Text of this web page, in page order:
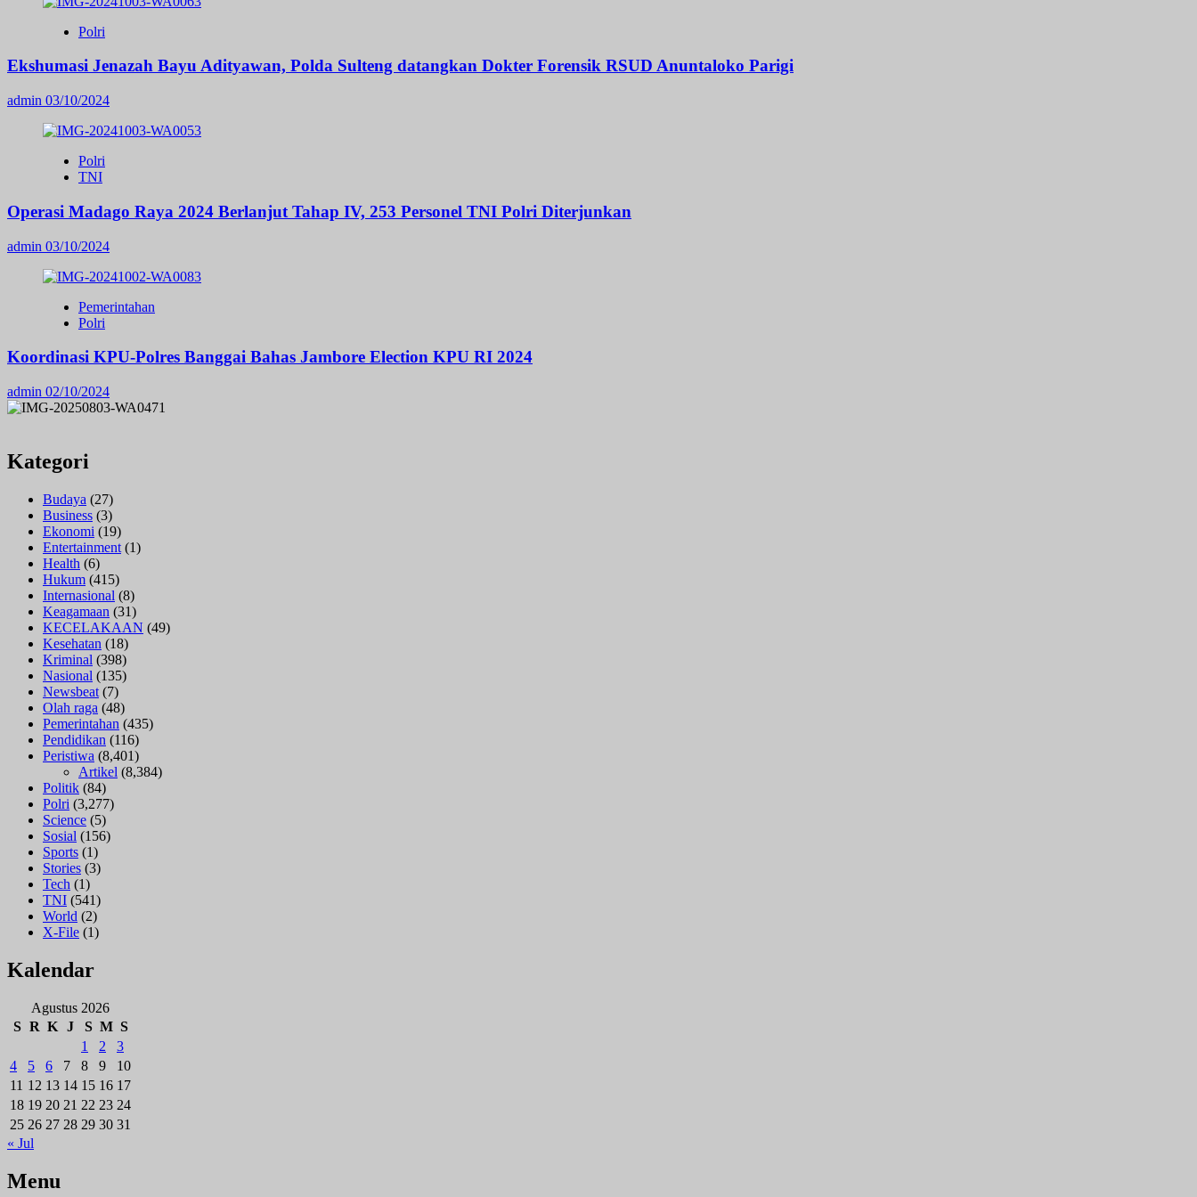
Polri
Ekshumasi Jenazah Bayu Adityawan, Polda Sulteng datangkan Dokter Forensik RSUD Anuntaloko Parigi
admin 03/10/2024
Polri
TNI
Operasi Madago Raya 2024 Berlanjut Tahap IV, 253 Personel TNI Polri Diterjunkan
admin 03/10/2024
Pemerintahan
Polri
Koordinasi KPU-Polres Banggai Bahas Jambore Election KPU RI 2024
admin 02/10/2024
Kategori
Budaya (27)
Business (3)
Ekonomi (19)
Entertainment (1)
Health (6)
Hukum (415)
Internasional (8)
Keagamaan (31)
KECELAKAAN (49)
Kesehatan (18)
Kriminal (398)
Nasional (135)
Newsbeat (7)
Olah raga (48)
Pemerintahan (435)
Pendidikan (116)
Peristiwa (8,401)
Artikel (8,384)
Politik (84)
Polri (3,277)
Science (5)
Sosial (156)
Sports (1)
Stories (3)
Tech (1)
TNI (541)
World (2)
X-File (1)
Kalendar
Agustus 2026
S R K J S M S
1
2
3
4
5 6 7 8 9
10
11 12 13 14 15 16 17
18 19 20 21 22 23 24
25 26 27 28 29 30 31
« Jul
Menu